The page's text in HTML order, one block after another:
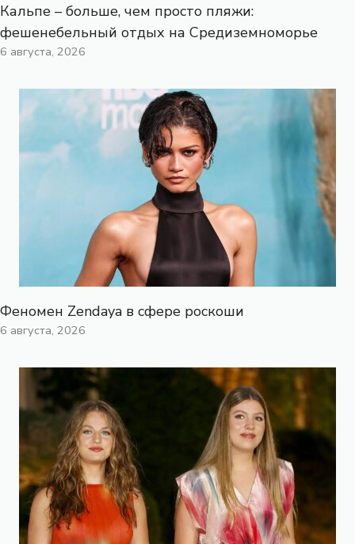
Кальпе – больше, чем просто пляжи:
фешенебельный отдых на Средиземноморье
6 августа, 2026
Феномен Zendaya в сфере роскоши
6 августа, 2026